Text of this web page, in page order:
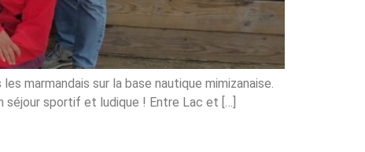
marmandais sur la base nautique mimizanaise.
séjour sportif et ludique ! Entre Lac et […]